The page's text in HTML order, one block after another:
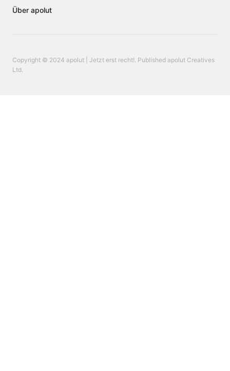
Über apolut
Copyright © 2024 apolut | Jetzt erst recht!. Published apolut Creatives
Ltd.